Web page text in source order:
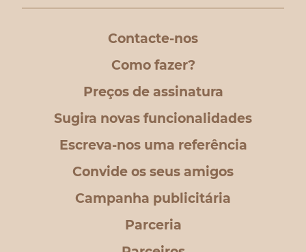
Contacte-nos
Como fazer?
Preços de assinatura
Sugira novas funcionalidades
Escreva-nos uma referência
Convide os seus amigos
Campanha publicitária
Parceria